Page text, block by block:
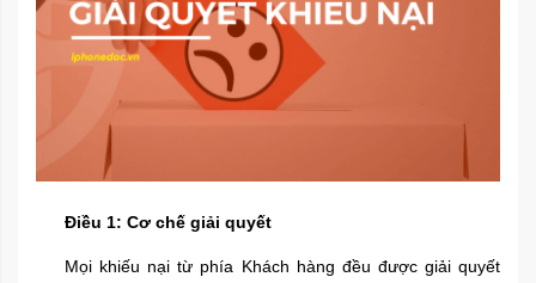
Điều 1: Cơ chế giải quyết
Mọi khiếu nại từ phía Khách hàng đều được giải quyết